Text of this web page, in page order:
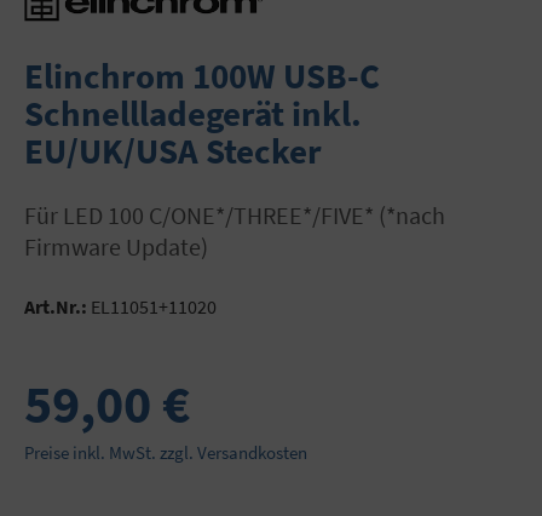
Elinchrom 100W USB-C
Schnellladegerät inkl.
EU/UK/USA Stecker
für LED 100 C/ONE*/THREE*/FIVE* (*nach
Firmware Update)
Art.Nr.: EL11051+11020
59,00 €
Preise inkl. MwSt. zzgl. Versandkosten